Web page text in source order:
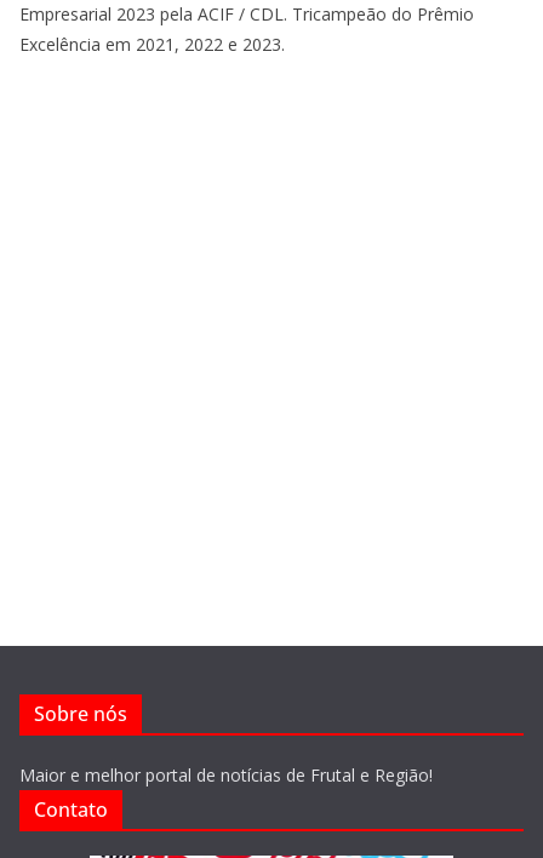
Empresarial 2023 pela ACIF / CDL. Tricampeão do Prêmio
Excelência em 2021, 2022 e 2023.
Sobre nós
Maior e melhor portal de notícias de Frutal e Região!
Contato